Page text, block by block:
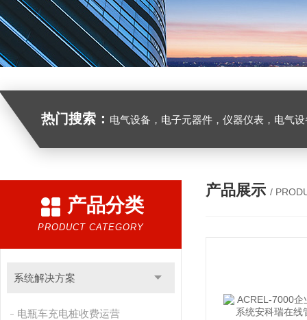
热门搜索： 电气设备，电子元器件，仪器仪表，电气
产品分类
PRODUCT CATEGORY
系统解决方案
电瓶车充电桩收费运营
产品展示 /